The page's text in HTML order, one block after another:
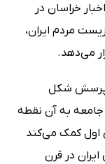
خراسان در
مردم ایران،
پرسش شکل
به آن نقطه
اول کمک می‌کند
در قرن